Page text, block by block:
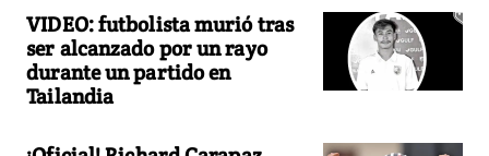
VIDEO: futbolista murió tras
ser alcanzado por un rayo
durante un partido en
Tailandia